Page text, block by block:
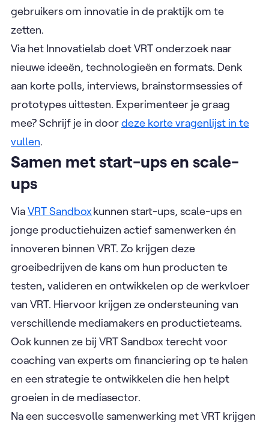
gebruikers om innovatie in de praktijk om te
zetten.
Via het Innovatielab doet VRT onderzoek naar
nieuwe ideeën, technologieën en formats. Denk
aan korte polls, interviews, brainstormsessies of
prototypes uittesten. Experimenteer je graag
mee? Schrijf je in doordeze korte vragenlijst in te
vullen.
Samen met start-ups en scale-
ups
ViaVRT Sandboxkunnen start-ups, scale-ups en
jonge productiehuizen actief samenwerken én
innoveren binnen VRT. Zo krijgen deze
groeibedrijven de kans om hun producten te
testen, valideren en ontwikkelen op de werkvloer
van VRT. Hiervoor krijgen ze ondersteuning van
verschillende mediamakers en productieteams.
Ook kunnen ze bij VRT Sandbox terecht voor
coaching van experts om financiering op te halen
en een strategie te ontwikkelen die hen helpt
groeien in de mediasector.
Na een succesvolle samenwerking met VRT krijgen